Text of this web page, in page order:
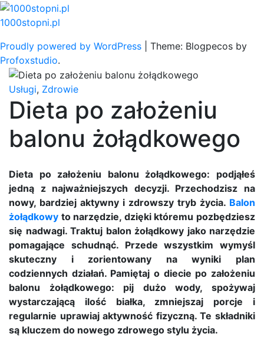
Skip
to
1000stopni.pl
Proudly powered by WordPress
Theme: Blogpecos by
Profoxstudio.
Usługi, Zdrowie
Dieta po założeniu
balonu żołądkowego
Dieta po założeniu balonu żołądkowego: podjąłeś
jedną z najważniejszych decyzji. Przechodzisz na
nowy, bardziej aktywny i zdrowszy tryb życia. Balon
żołądkowy to narzędzie, dzięki któremu pozbędziesz
się nadwagi. Traktuj balon żołądkowy jako narzędzie
pomagające schudnąć. Przede wszystkim wymyśl
skuteczny i zorientowany na wyniki plan
codziennych działań. Pamiętaj o diecie po założeniu
balonu żołądkowego: pij dużo wody, spożywaj
wystarczającą ilość białka, zmniejszaj porcje i
regularnie uprawiaj aktywność fizyczną. Te składniki
są kluczem do nowego zdrowego stylu życia.